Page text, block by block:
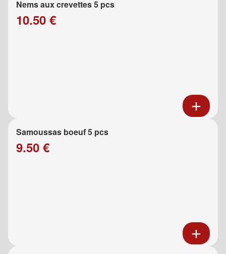
Nems aux crevettes 5 pcs
10.50 €
Samoussas boeuf 5 pcs
9.50 €